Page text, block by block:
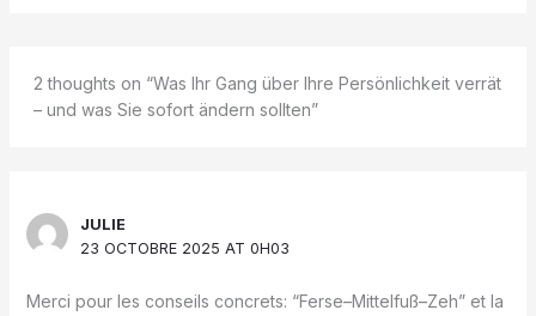
2 thoughts on “Was Ihr Gang über Ihre Persönlichkeit verrät
– und was Sie sofort ändern sollten”
JULIE
23 OCTOBRE 2025 AT 0H03
Merci pour les conseils concrets: “Ferse–Mittelfuß–Zeh” et la